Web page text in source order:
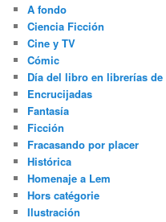
A fondo
Ciencia Ficción
Cine y TV
Cómic
Día del libro en librerías
Encrucijadas
Fantasía
Ficción
Fracasando por placer
Histórica
Homenaje a Lem
Hors catégorie
Ilustración